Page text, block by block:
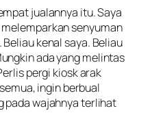
jualannya itu. Saya
senyuman
kenal saya. Beliau
ada yang melintas
pergi kiosk arak
ingin berbual
pada wajahnya terlihat